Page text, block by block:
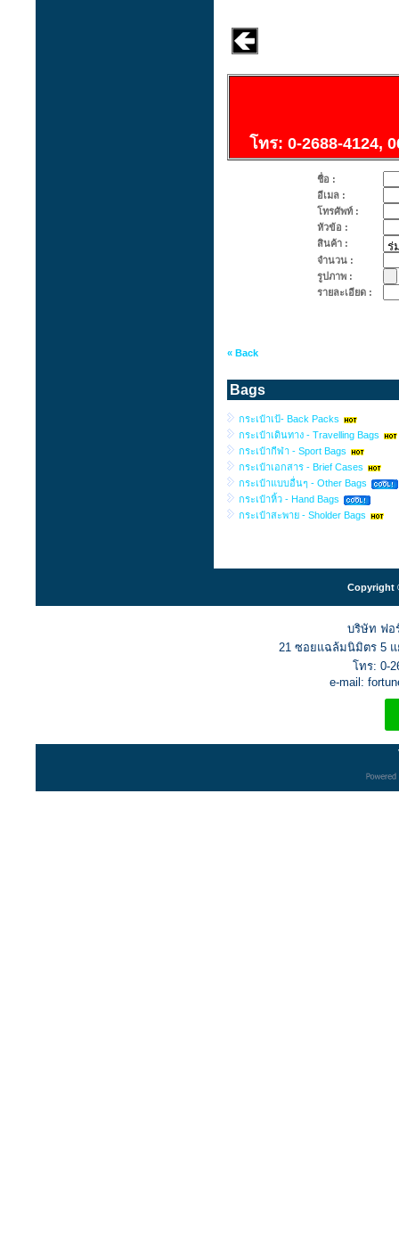
โทร: 0-2688-4124,
ชื่อ :
อีเมล :
โทรศัพท์ :
หัวข้อ :
สินค้า :
จำนวน :
รูปภาพ :
รายละเอียด :
« Back
Bags
กระเป๋าเป้- Back Packs
กระเป๋าเดินทาง - Travelling Bags
กระเป๋ากีฬา - Sport Bags
กระเป๋าเอกสาร - Brief Cases
กระเป๋าแบบอื่นๆ - Other Bags
กระเป๋าหิ้ว - Hand Bags
กระเป๋าสะพาย - Sholder Bags
Copyright
บริษัท ฟอ
21 ซอยแฉล้มนิมิตร 5
โทร: 0-
e-mail: